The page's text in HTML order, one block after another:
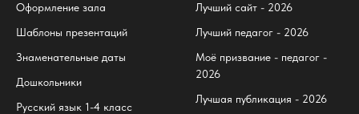
Оформление зала
Шаблоны презентаций
Знаменательные даты
Дошкольники
Русский язык 1-4 класс
Лучший сайт - 2026
Лучший педагог - 2026
Моё призвание - педагог -
2026
Лучшая публикация - 2026